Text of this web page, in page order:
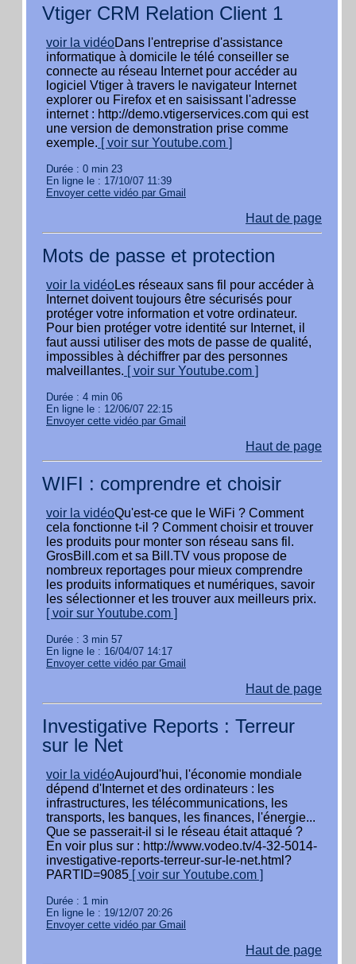
Vtiger CRM Relation Client 1
voir la vidéoDans l'entreprise d'assistance
informatique à domicile le télé conseiller se
connecte au réseau Internet pour accéder au
logiciel Vtiger à travers le navigateur Internet
explorer ou Firefox et en saisissant l'adresse
internet : http://demo.vtigerservices.com qui est
une version de demonstration prise comme
exemple. [ voir sur Youtube.com ]
Durée : 0 min 23
En ligne le : 17/10/07 11:39
Envoyer cette vidéo par Gmail
Haut de page
Mots de passe et protection
voir la vidéoLes réseaux sans fil pour accéder à
Internet doivent toujours être sécurisés pour
protéger votre information et votre ordinateur.
Pour bien protéger votre identité sur Internet, il
faut aussi utiliser des mots de passe de qualité,
impossibles à déchiffrer par des personnes
malveillantes. [ voir sur Youtube.com ]
Durée : 4 min 06
En ligne le : 12/06/07 22:15
Envoyer cette vidéo par Gmail
Haut de page
WIFI : comprendre et choisir
voir la vidéoQu'est-ce que le WiFi ? Comment
cela fonctionne t-il ? Comment choisir et trouver
les produits pour monter son réseau sans fil.
GrosBill.com et sa Bill.TV vous propose de
nombreux reportages pour mieux comprendre
les produits informatiques et numériques, savoir
les sélectionner et les trouver aux meilleurs prix.
[ voir sur Youtube.com ]
Durée : 3 min 57
En ligne le : 16/04/07 14:17
Envoyer cette vidéo par Gmail
Haut de page
Investigative Reports : Terreur
sur le Net
voir la vidéoAujourd'hui, l'économie mondiale
dépend d'Internet et des ordinateurs : les
infrastructures, les télécommunications, les
transports, les banques, les finances, l'énergie...
Que se passerait-il si le réseau était attaqué ?
En voir plus sur : http://www.vodeo.tv/4-32-5014-
investigative-reports-terreur-sur-le-net.html?
PARTID=9085 [ voir sur Youtube.com ]
Durée : 1 min
En ligne le : 19/12/07 20:26
Envoyer cette vidéo par Gmail
Haut de page